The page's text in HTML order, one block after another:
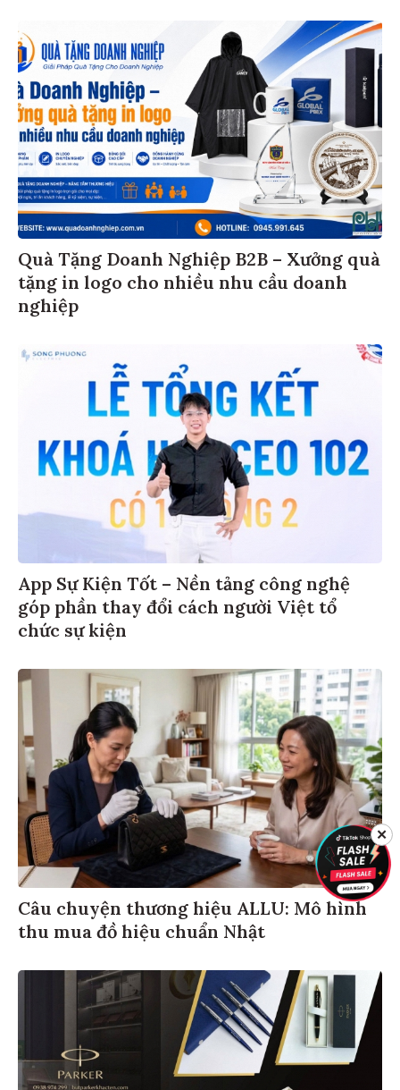
Quà Tặng Doanh Nghiệp B2B – Xưởng quà
tặng in logo cho nhiều nhu cầu doanh
nghiệp
App Sự Kiện Tốt – Nền tảng công nghệ
góp phần thay đổi cách người Việt tổ
chức sự kiện
Câu chuyện thương hiệu ALLU: Mô hình
thu mua đồ hiệu chuẩn Nhật
✕